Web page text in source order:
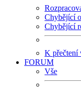
Chybějící
Chybějící
K přečtení
FORUM
Vše